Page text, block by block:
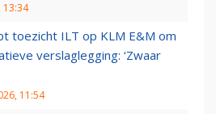
13:34
toezicht ILT op KLM E&M om
verslaglegging: ‘Zwaar
11:54